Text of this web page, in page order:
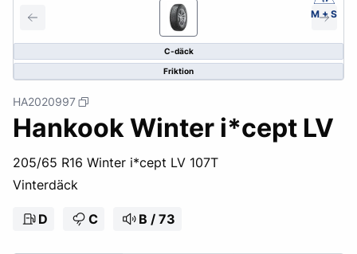
C-däck
Friktion
M + S
HA2020997
Hankook Winter i*cept LV
205/65 R16 Winter i*cept LV 107T
Vinterdäck
D C B / 73